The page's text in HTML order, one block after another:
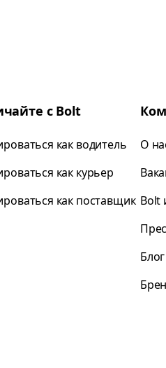
с Bolt
как водитель
как курьер
как поставщик
О
Bolt
Блог